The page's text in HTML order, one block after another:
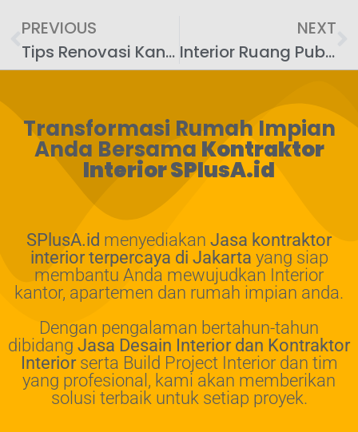
PREVIOUS
Tips Renovasi Kantor Banjarmasin yang Efektif dan Efisien
NEXT
Interior Ruang Publik Banjarmasin: Desain yang Membangun Kenyamanan dan Fungsi
Transformasi Rumah Impian
Anda Bersama Kontraktor
Interior SPlusA.id
SPlusA.id menyediakan Jasa kontraktor
interior terpercaya di Jakarta yang siap
membantu Anda mewujudkan Interior
kantor, apartemen dan rumah impian anda.
Dengan pengalaman bertahun-tahun
dibidang Jasa Desain Interior dan Kontraktor
Interiorserta Build Project Interior dan tim
yang profesional, kami akan memberikan
solusi terbaik untuk setiap proyek.